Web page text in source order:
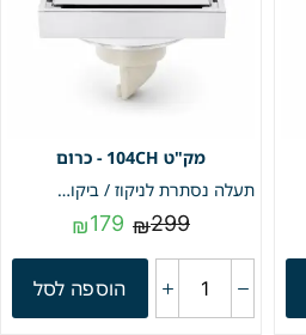
104CH - כרום
תעלה נסתרת לניקוז / ביקורת דגם "סקוואר" | 10/10 | פטנט חוסם ריחות וחרקים | כרום | מק"ט 104CH
₪299
₪179
הוספה לסל